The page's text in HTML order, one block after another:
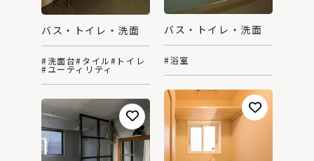
バス・トイレ・洗面
#洗面台#タイル#トイレ
#ユーティリティ
バス・トイレ・洗面
#浴室